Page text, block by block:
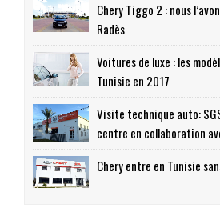
Chery Tiggo 2 : nous
Radès
Voitures de luxe : les
Tunisie en 2017
Visite technique auto:
centre en collaboration
Chery entre en Tunisie